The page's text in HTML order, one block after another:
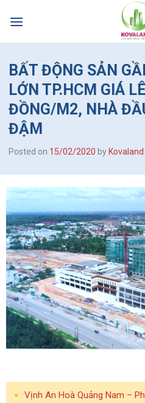
BẤT ĐỘNG SẢN
LỚN TP.HCM GIÁ
ĐỒNG/M2, NHÀ
ĐẬM
Posted on 15/02/2020 byKovaland
Vịnh An Hoà Quảng Nam –